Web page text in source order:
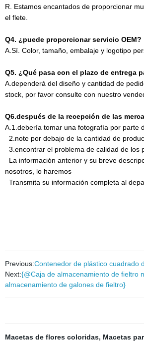
R. Estamos encantados de proporcionar
el flete.
Q4. ¿puede proporcionar servicio OEM?
A.Sí. Color, tamaño, embalaje y logotipo
Q5. ¿Qué pasa con el plazo de entrega
A.dependerá del diseño y cantidad de
stock, por favor consulte con nuestro
Q6.después de la recepción de las
A.1.debería tomar una fotografía por parte
2.notepor debajo de la cantidad de
3. encontrar el problema de calidad de los
La información anterior y su breve
nosotros, lo haremos
Transmita su información completa al
Previous:Contenedor de plástico cuadrado
Next:{@Caja de almacenamiento de fieltro
almacenamiento de galones de fieltro}
Macetas de flores coloridas, Macetas